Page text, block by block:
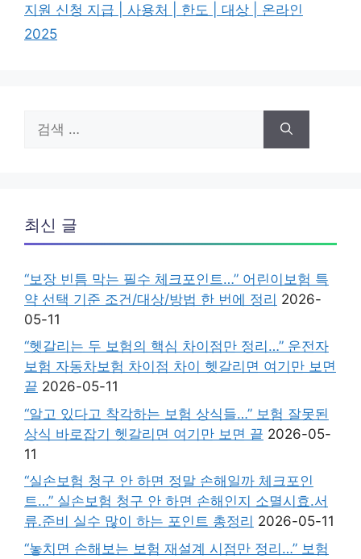
지원 신청 지급 | 사용처 | 한도 | 대상 | 온라인
2025
색:
최신 글
“보장 빈틈 막는 필수 체크포인트…” 어린이보험 특
약 선택 기준 조건/대상/방법 한 번에 정리 2026-
05-11
“헷갈리는 두 보험의 핵심 차이점만 정리…” 운전자
보험 자동차보험 차이점 차이 헷갈리면 여기만 보면
끝 2026-05-11
“알고 있다고 착각하는 보험 상식들…” 보험 잘못된
상식 바로잡기 헷갈리면 여기만 보면 끝 2026-05-
11
“실손보험 청구 안 하면 정말 손해일까 체크포인
트…” 실손보험 청구 안 하면 손해인지 소멸시효.서
류.준비 실수 많이 하는 포인트 총정리 2026-05-11
“놓치면 손해보는 보험 재설계 시점만 정리…” 보험